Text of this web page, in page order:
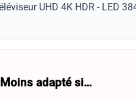
UHD 4K HDR - LED
Moins adapté si…